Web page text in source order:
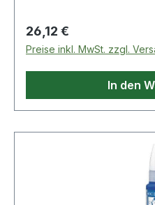
Schrauben M 10,
0,8.d) · handfest
Raumtemperatur) ·
Raumtemperatur) ·
°C bis +200 °C Weitere
Eigenschaften: · Farbe:
Regulärer Preis:
26,12 €
Preise inkl. MwSt. zzgl.
In den